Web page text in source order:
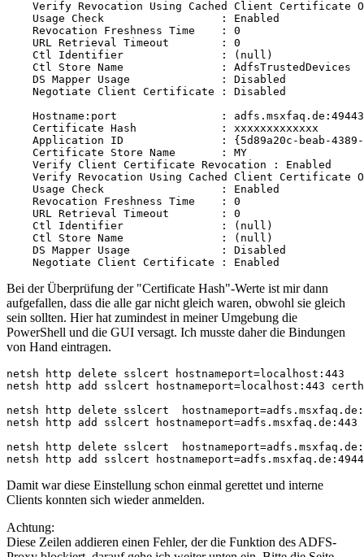
Verify Revocation Using Cached Client Certificate
    Usage Check                  : Enabled
    Revocation Freshness Time    : 0
    URL Retrieval Timeout        : 0
    Ctl Identifier               : (null)
    Ctl Store Name               : AdfsTrustedDevices
    DS Mapper Usage              : Disabled
    Negotiate Client Certificate : Disabled
    Hostname:port                : adfs.msxfaq.de:49443
    Certificate Hash             : xxxxxxxxxxxxx
Application ID               : {5d89a20c-beab-
    Certificate Store Name       : MY
    Verify Client Certificate Revocation : Enabled
Verify Revocation Using Cached Client Certificate
    Usage Check                  : Enabled
    Revocation Freshness Time    : 0
    URL Retrieval Timeout        : 0
    Ctl Identifier               : (null)
    Ctl Store Name               : (null)
    DS Mapper Usage              : Disabled
    Negotiate Client Certificate : Enabled
Bei der Überprüfung der "Certificate Hash"-Werte ist mir dann
aufgefallen, dass die alle gar nicht gleich waren, obwohl sie gleich
sein sollten. Hier hat zumindest in meiner Umgebung die
PowerShell und die GUI versagt. Ich musste daher die Bindungen
von Hand eintragen.
netsh http delete sslcert hostnameport=localhost:443
netsh http add sslcert hostnameport=localhost:443
netsh http delete sslcert
netsh http add sslcert hostnameport=adfs.msxfaq.de:443
netsh http delete sslcert
netsh http add sslcert
Damit war diese Einstellung schon einmal gerettet und interne
Clients konnten sich wieder anmelden.
Achtung:
Diese Zeilen addieren einen Fehler, der die Funktion des ADFS-